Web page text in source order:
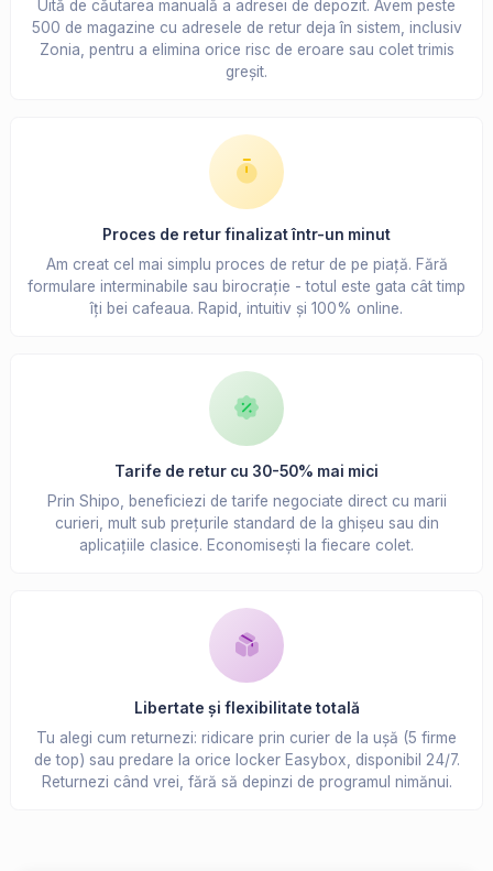
Uită de căutarea manuală a adresei de depozit. Avem peste
500 de magazine cu adresele de retur deja în sistem, inclusiv
Zonia, pentru a elimina orice risc de eroare sau colet trimis
greșit.
Proces de retur finalizat într-un minut
Am creat cel mai simplu proces de retur de pe piață. Fără
formulare interminabile sau birocrație - totul este gata cât timp
îți bei cafeaua. Rapid, intuitiv și 100% online.
Tarife de retur cu 30-50% mai mici
Prin Shipo, beneficiezi de tarife negociate direct cu marii
curieri, mult sub prețurile standard de la ghișeu sau din
aplicațiile clasice. Economisești la fiecare colet.
Libertate și flexibilitate totală
Tu alegi cum returnezi: ridicare prin curier de la ușă (5 firme
de top) sau predare la orice locker Easybox, disponibil 24/7.
Returnezi când vrei, fără să depinzi de programul nimănui.